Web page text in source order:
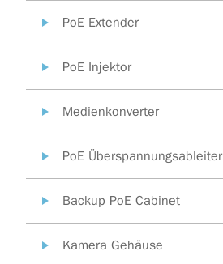
PoE Extender
PoE Injektor
Medienkonverter
PoE Überspannungsableiter
Backup PoE Cabinet
Kamera Gehäuse